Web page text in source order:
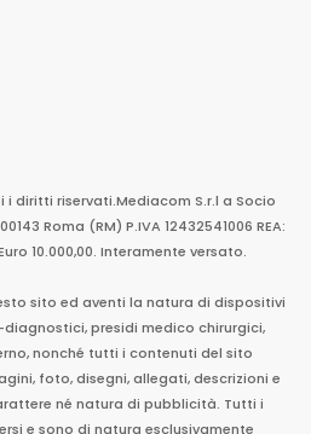
i diritti riservati.Mediacom S.r.l a Socio
00143 Roma (RM) P.IVA 12432541006 REA:
10.000,00. Interamente versato.
sito ed aventi la natura di dispositivi
presidi medico chirurgici,
nonché tutti i contenuti del sito
foto, disegni, allegati, descrizioni e
né natura di pubblicità. Tutti i
e sono di natura esclusivamente